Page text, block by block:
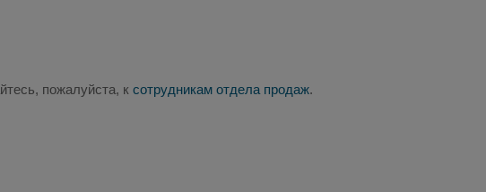
пожалуйста, к сотрудникам отдела продаж.